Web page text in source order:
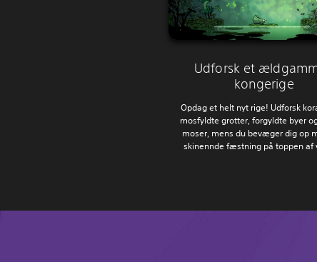
Udforsk et
kongerige
Opdag et helt nyt rige! Udforsk
mosfyldte grotter, forgyldte byer
moser, mens du bevæger dig op
skinennde fæstning på toppen af